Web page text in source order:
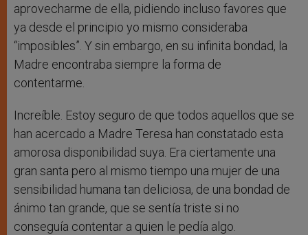
aprovecharme de ella, pidiendo incluso favores que
ya desde el principio yo mismo consideraba
“imposibles”. Y sin embargo, en su infinita bondad, la
Madre encontraba siempre la forma de
contentarme.
Increíble. Estoy seguro de que todos aquellos que se
han acercado a Madre Teresa han constatado esta
amorosa disponibilidad suya. Era ciertamente una
gran santa pero al mismo tiempo una mujer de una
sensibilidad humana tan deliciosa, de una bondad de
ánimo tan grande, que se sentía triste si no
conseguía contentar a quien le pedía algo.